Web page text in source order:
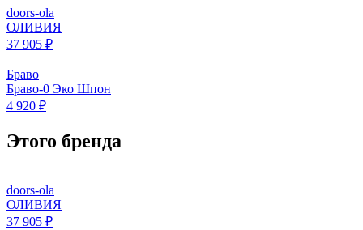
doors-ola
ОЛИВИЯ
37 905 ₽
Браво
Браво-0 Эко Шпон
4 920 ₽
Этого бренда
doors-ola
ОЛИВИЯ
37 905 ₽